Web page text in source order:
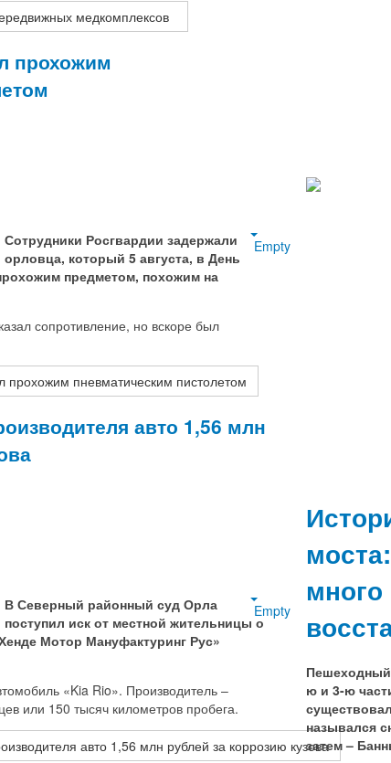
медкомплексов
прохожим
Empty
Сотрудники Росгвардии задержали
орловца, который 5 августа, в День
предметом, похожим на
сопротивление, но вскоре был
пневматическим пистолетом
авто 1,56 млн
Empty
В Северный районный суд Орла
поступил иск от местной жительницы о
Мотор Мануфактуринг Рус»
«Kia Rio». Производитель –
или 150 тысяч километров пробега.
авто 1,56 млн рублей за коррозию кузова
ю и 3-ю
назывался
затем –